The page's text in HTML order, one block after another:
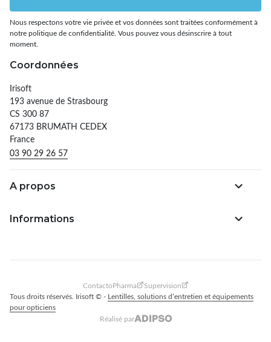
Nous respectons votre vie privée et vos données sont traitées conformément à
notre politique de confidentialité. Vous pouvez vous désinscrire à tout
moment.
Coordonnées
Irisoft
193 avenue de Strasbourg
CS 300 87
67173 BRUMATH CEDEX
France
03 90 29 26 57
A propos
Informations
ContactoPharma
Supervision
Tous droits réservés. Irisoft © - Lentilles, solutions d’entretien et équipements
pour opticiens
Réalisé par
Adipso